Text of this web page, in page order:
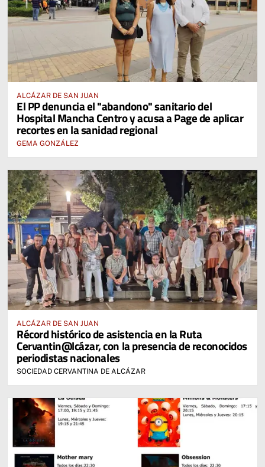
ALCÁZAR DE SAN JUAN
El PP denuncia el "abandono" sanitario del
Hospital Mancha Centro y acusa a Page de aplicar
recortes en la sanidad regional
GEMA GONZÁLEZ
ALCÁZAR DE SAN JUAN
Récord histórico de asistencia en la Ruta
Cervantin@lcázar, con la presencia de reconocidos
periodistas nacionales
SOCIEDAD CERVANTINA DE ALCÁZAR